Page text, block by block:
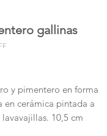
gallinas
y pimentero en forma
en cerámica pintada a
10,5 cm